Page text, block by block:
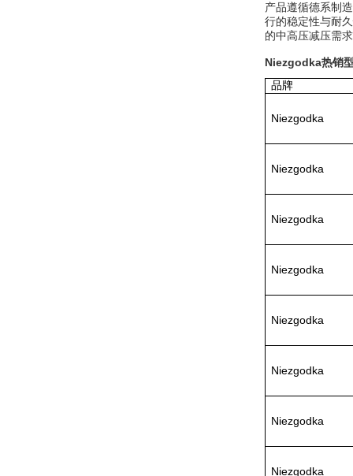
产品遵循德系制
行的稳定性与耐
的中高压减压需
Niezgodka热销
品牌
Niezgodka
Niezgodka
Niezgodka
Niezgodka
Niezgodka
Niezgodka
Niezgodka
Niezgodka